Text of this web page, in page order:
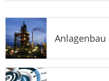
Anlagenbau